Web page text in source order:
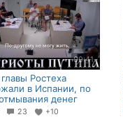
00:41
Ростеха
в Испании, по
денег
23 +10